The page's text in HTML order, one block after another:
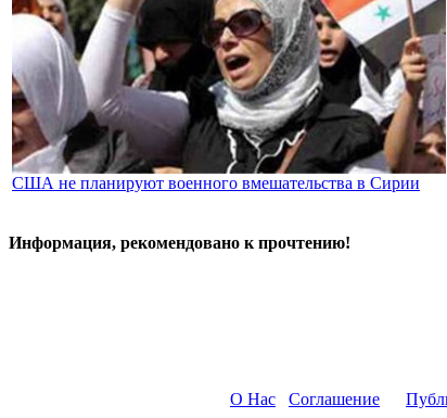
США не планируют военного вмешательства в Сирии
Информация, рекомендовано к прочтению!
О Нас Соглашение